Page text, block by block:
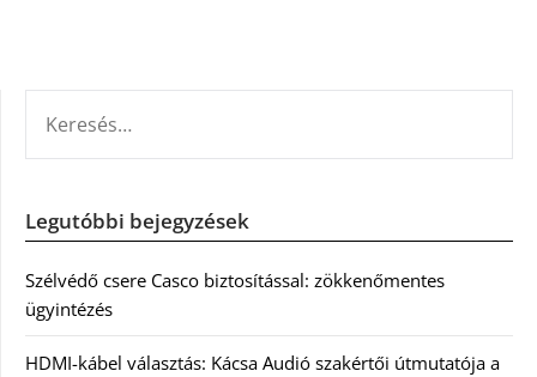
Legutóbbi bejegyzések
Szélvédő csere Casco biztosítással: zökkenőmentes
ügyintézés
HDMI-kábel választás: Kácsa Audió szakértői útmutatója a